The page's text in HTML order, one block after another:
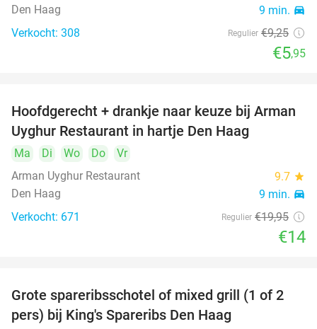
Den Haag 9 min. directions_car
Verkocht: 308 Regulier €9,25
€5,95
30%
Hoofdgerecht + drankje naar keuze bij Arman
Uyghur Restaurant in hartje Den Haag
Ma Di Wo Do
Vr
Arman Uyghur Restaurant
9.7 star
Den Haag 9 min. directions_car
Verkocht: 671 Regulier €19,95
€14
32%
Grote spareribsschotel of mixed grill (1 of 2
pers) bij King's Spareribs Den Haag